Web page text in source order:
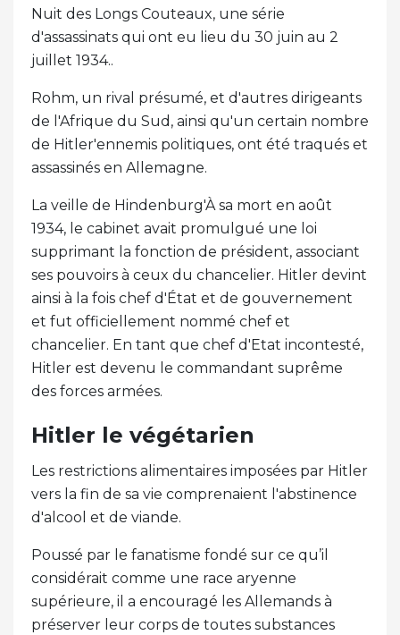
Nuit des Longs Couteaux, une série
d'assassinats qui ont eu lieu du 30 juin au 2
juillet 1934..
Rohm, un rival présumé, et d'autres dirigeants
de l'Afrique du Sud, ainsi qu'un certain nombre
de Hitler'ennemis politiques, ont été traqués et
assassinés en Allemagne.
La veille de Hindenburg'À sa mort en août
1934, le cabinet avait promulgué une loi
supprimant la fonction de président, associant
ses pouvoirs à ceux du chancelier. Hitler devint
ainsi à la fois chef d'État et de gouvernement
et fut officiellement nommé chef et
chancelier. En tant que chef d'Etat incontesté,
Hitler est devenu le commandant suprême
des forces armées.
Hitler le végétarien
Les restrictions alimentaires imposées par Hitler
vers la fin de sa vie comprenaient l'abstinence
d'alcool et de viande.
Poussé par le fanatisme fondé sur ce qu’il
considérait comme une race aryenne
supérieure, il a encouragé les Allemands à
préserver leur corps de toutes substances